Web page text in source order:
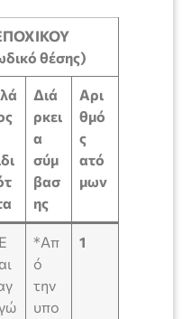
θέσης)
Διά
ρκει
α
σύμ
βασ
ης
Αρι
θμό
ς
ατό
μων
*Απ
ό
την
υπο
1